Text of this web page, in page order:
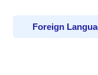
Foreign